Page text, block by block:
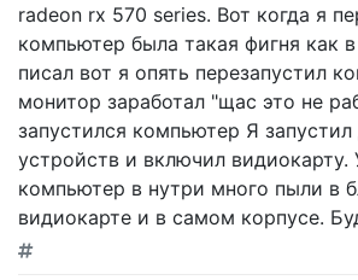
radeon rx 570 series. Вот когда я
компьютер была такая фигня как
писал вот я опять перезапустил
монитор заработал "щас это не
запустился компьютер Я запустил
устройств и включил
компьютер в нутри много пыли в
видиокарте и в самом корпусе.